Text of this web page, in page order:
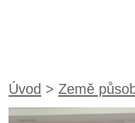
Úvod > Země